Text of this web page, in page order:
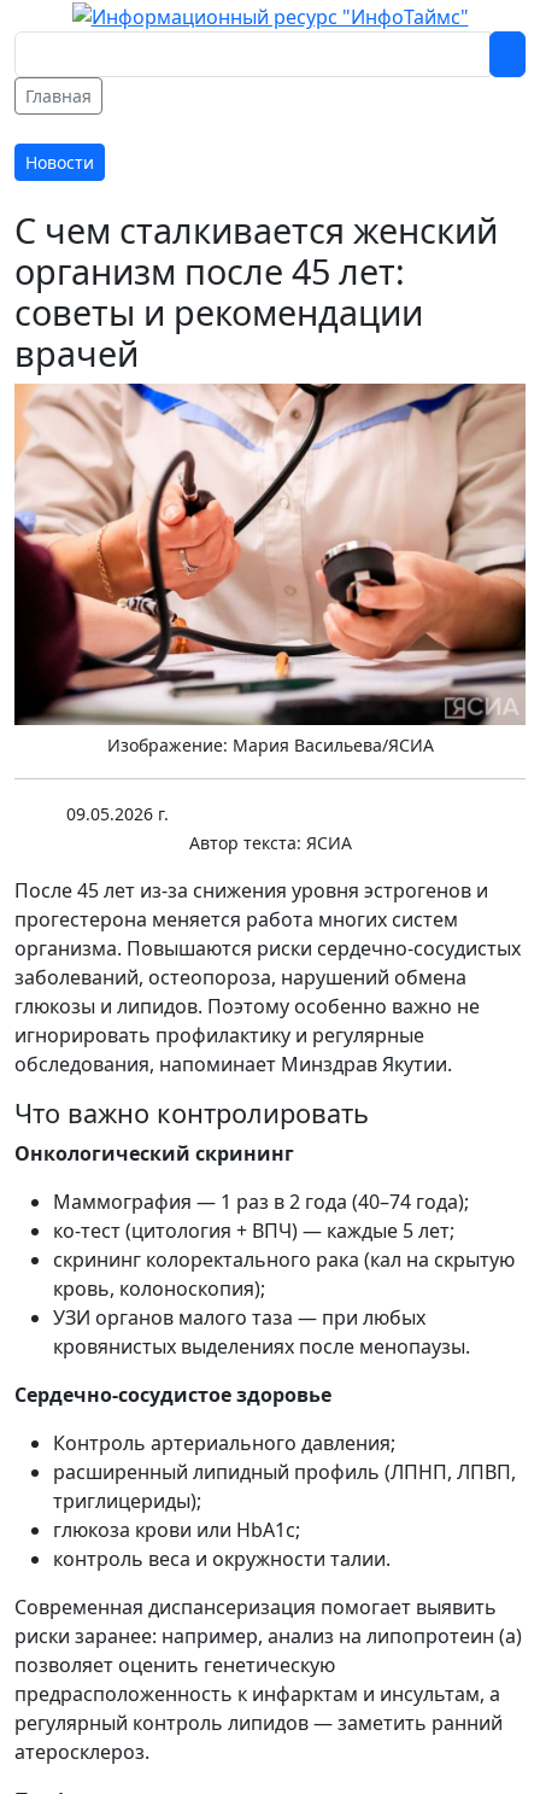
Главная
Новости
С чем сталкивается женский
организм после 45 лет:
советы и рекомендации
врачей
Изображение: Мария Васильева/ЯСИА
09.05.2026 г.
Автор текста: ЯСИА
После 45 лет из-за снижения уровня эстрогенов и
прогестерона меняется работа многих систем
организма. Повышаются риски сердечно-сосудистых
заболеваний, остеопороза, нарушений обмена
глюкозы и липидов. Поэтому особенно важно не
игнорировать профилактику и регулярные
обследования, напоминает Минздрав Якутии.
Что важно контролировать
Онкологический скрининг
Маммография — 1 раз в 2 года (40–74 года);
ко-тест (цитология + ВПЧ) — каждые 5 лет;
скрининг колоректального рака (кал на скрытую
кровь, колоноскопия);
УЗИ органов малого таза — при любых
кровянистых выделениях после менопаузы.
Сердечно-сосудистое здоровье
Контроль артериального давления;
расширенный липидный профиль (ЛПНП, ЛПВП,
триглицериды);
глюкоза крови или HbA1c;
контроль веса и окружности талии.
Современная диспансеризация помогает выявить
риски заранее: например, анализ на липопротеин (а)
позволяет оценить генетическую
предрасположенность к инфарктам и инсультам, а
регулярный контроль липидов — заметить ранний
атеросклероз.